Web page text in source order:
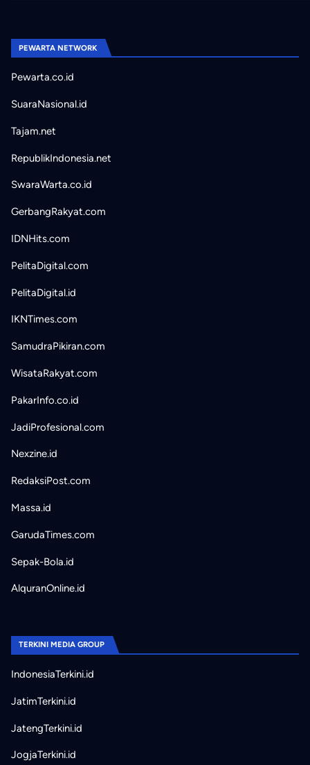
PEWARTA NETWORK
Pewarta.co.id
SuaraNasional.id
Tajam.net
RepublikIndonesia.net
SwaraWarta.co.id
GerbangRakyat.com
IDNHits.com
PelitaDigital.com
PelitaDigital.id
IKNTimes.com
SamudraPikiran.com
WisataRakyat.com
PakarInfo.co.id
JadiProfesional.com
Nexzine.id
RedaksiPost.com
Massa.id
GarudaTimes.com
Sepak-Bola.id
AlquranOnline.id
TERKINI MEDIA GROUP
IndonesiaTerkini.id
JatimTerkini.id
JatengTerkini.id
JogjaTerkini.id